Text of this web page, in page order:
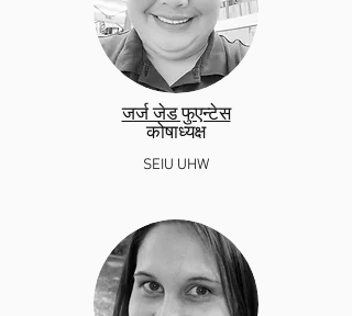
जर्ज जेड फुएन्टेस
कोषाध्यक्ष
SEIU UHW